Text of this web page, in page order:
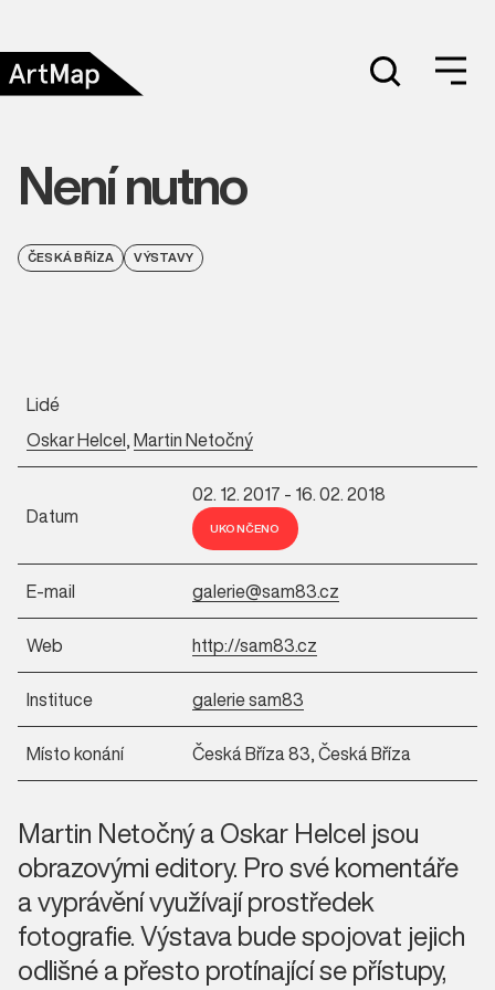
Není nutno
ČESKÁ BŘÍZA VÝSTAVY
Lidé
Oskar Helcel,Martin Netočný
Datum
02. 12. 2017 - 16. 02. 2018
UKONČENO
E-mail galerie@sam83.cz
Web http://sam83.cz
Instituce galerie sam83
Místo konání Česká Bříza 83, Česká Bříza
Martin Netočný a Oskar Helcel jsou
obrazovými editory. Pro své komentáře
a vyprávění využívají prostředek
fotografie. Výstava bude spojovat jejich
odlišné a přesto protínající se přístupy,